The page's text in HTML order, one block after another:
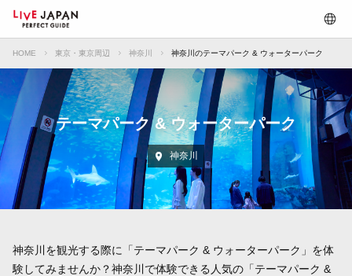
HOME 東京・東京周辺 神奈川 神奈川のテーマパーク & ウォーターパーク
テーマパーク & ウォーターパーク
神奈川
神奈川を観光する際に「テーマパーク & ウォーターパーク」を体
験してみませんか？神奈川で体験できる人気の「テーマパーク &